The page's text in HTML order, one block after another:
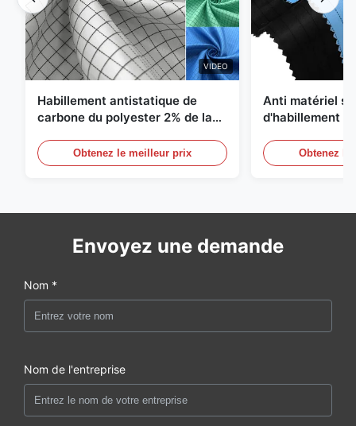
VIDEO
Habillement antistatique de
carbone du polyester 2% de la
Obtenez le meilleur prix
Anti matériel
d'habillement
Obtenez
Envoyez une demande
Nom *
Nom de l'entreprise